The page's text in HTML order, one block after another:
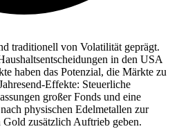
traditionell von Volatilität geprägt.
in den USA
haben das Potenzial, die Märkte zu
Effekte: Steuerliche
großer Fonds und eine
physischen Edelmetallen zur
zusätzlich Auftrieb geben.